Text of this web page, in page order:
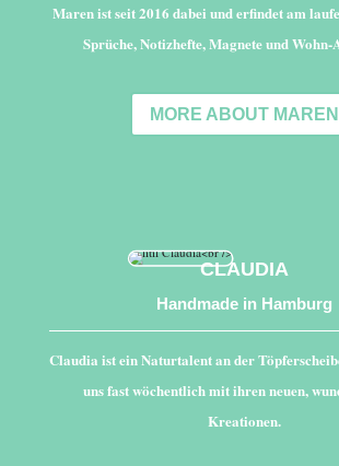
Maren ist seit 2016 dabei und erfindet am
Sprüche, Notizhefte, Magnete und Wohn-
MORE ABOUT MAREN
CLAUDIA
Handmade in Hamburg
Claudia ist ein Naturtalent an der
uns fast wöchentlich mit ihren neuen,
Kreationen.